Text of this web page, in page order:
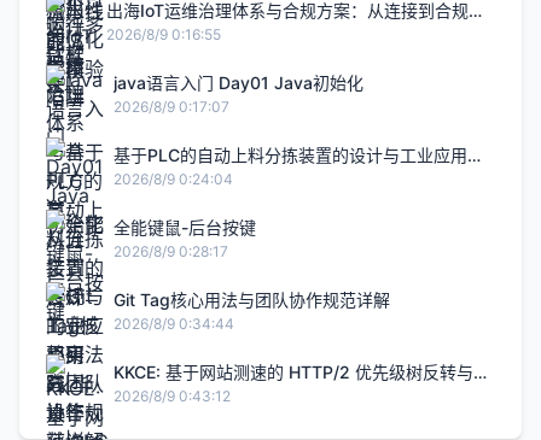
出海IoT运维治理体系与合规方案：从连接到合规的
完整实践
2026/8/9 0:16:55
java语言入门 Day01 Java初始化
2026/8/9 0:17:07
基于PLC的自动上料分拣装置的设计与工业应用研
究|毕设答辩|PLC项目|毕设项目|自动化项目
2026/8/9 0:24:04
全能键鼠-后台按键
2026/8/9 0:28:17
Git Tag核心用法与团队协作规范详解
2026/8/9 0:34:44
KKCE: 基于网站测速的 HTTP/2 优先级树反转与伪
并行阻塞分析-快快测
2026/8/9 0:43:12